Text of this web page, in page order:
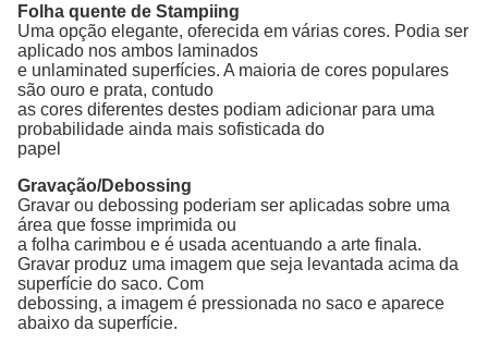
Folha quente de Stampiing
Uma opção elegante, oferecida em várias cores. Podia ser
aplicado nos ambos laminados
e unlaminated superfícies. A maioria de cores populares
são ouro e prata, contudo
as cores diferentes destes podiam adicionar para uma
probabilidade ainda mais sofisticada do
papel
Gravação/Debossing
Gravar ou debossing poderiam ser aplicadas sobre uma
área que fosse imprimida ou
a folha carimbou e é usada acentuando a arte finala.
Gravar produz uma imagem que seja levantada acima da
superfície do saco. Com
debossing, a imagem é pressionada no saco e aparece
abaixo da superfície.